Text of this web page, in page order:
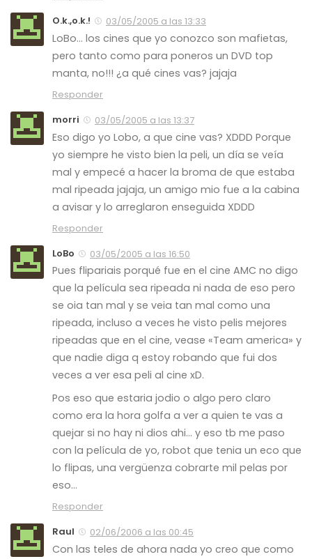
O.k.,o.k.!
03/05/2005 a las 13:33
LoBo… los cines que yo conozco son mafietas,
pero tanto como para poneros un DVD top
manta, no!!! ¿a qué cines vas? jajaja
Responder
morri
03/05/2005 a las 13:37
Eso digo yo Lobo, a que cine vas? XDDD Porque
yo siempre he visto bien la peli, un día se veía
mal y empecé a hacer la broma de que estaba
mal ripeada jajaja, un amigo mio fue a la cabina
a avisar y lo arreglaron enseguida XDDD
Responder
LoBo
03/05/2005 a las 16:50
Pues flipariais porqué fue en el cine AMC no digo
que la película sea ripeada ni nada de eso pero
se oia tan mal y se veia tan mal como una
ripeada, incluso a veces he visto pelis mejores
ripeadas que en el cine, vease «Team america» y
que nadie diga q estoy robando que fui dos
veces a ver esa peli al cine xD.
Pos eso que estaria jodio o algo pero claro
como era la hora golfa a ver a quien te vas a
quejar si no hay ni dios ahi… y eso tb me paso
con la película de yo, robot que tenia un eco que
lo flipas, una vergüenza cobrarte mil pelas por
eso…
Responder
Raul
02/06/2006 a las 00:45
Con las teles de ahora nada yo creo que como